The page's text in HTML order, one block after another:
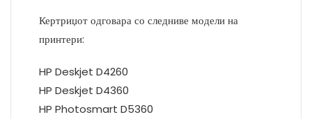
Кертриџот одговара со следниве модели на
принтери:
HP Deskjet D4260
HP Deskjet D4360
HP Photosmart D5360